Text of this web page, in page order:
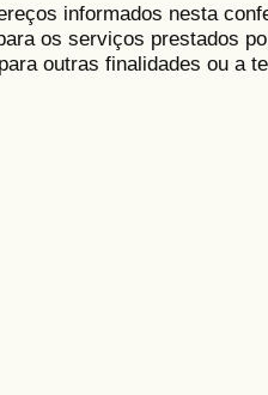
informados nesta
os serviços prestados
outras finalidades ou a